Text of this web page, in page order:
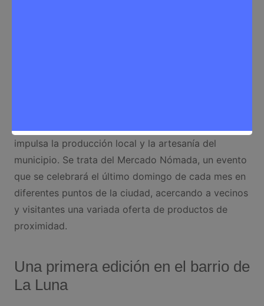
impulsa la producción local y la artesanía del
municipio. Se trata del Mercado Nómada, un evento
que se celebrará el último domingo de cada mes en
diferentes puntos de la ciudad, acercando a vecinos
y visitantes una variada oferta de productos de
proximidad.
Una primera edición en el barrio de
La Luna